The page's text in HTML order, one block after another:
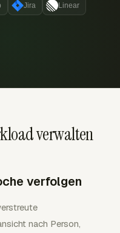
Jira Linear
verwalten
verfolgen
nach Person,